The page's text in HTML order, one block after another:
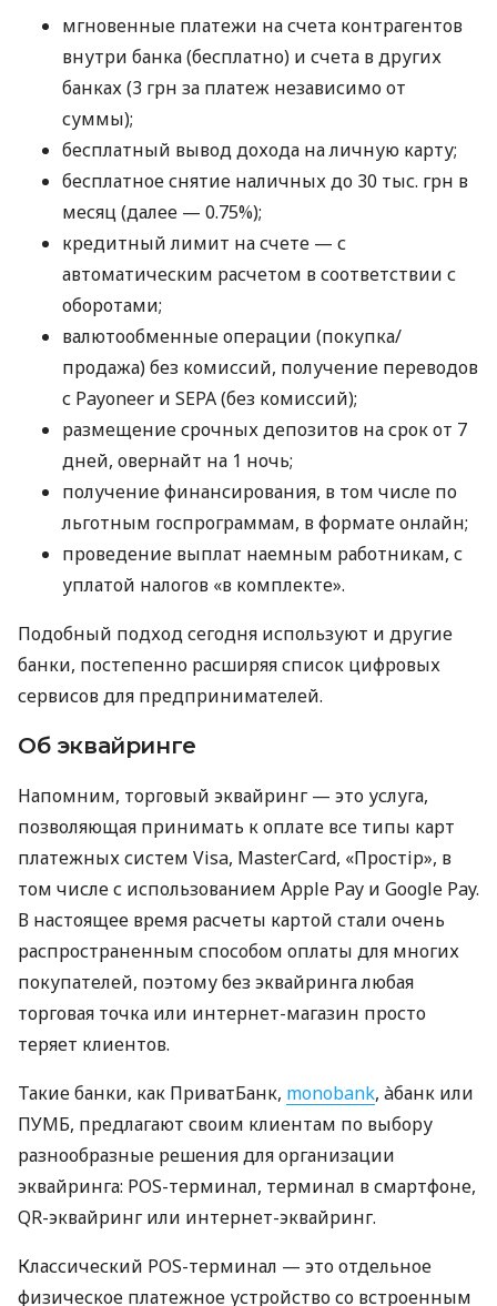
мгновенные платежи на счета контрагентов
внутри банка (бесплатно) и счета в других
банках (3 грн за платеж независимо от
суммы);
бесплатный вывод дохода на личную карту;
бесплатное снятие наличных до 30 тыс. грн в
месяц (далее — 0.75%);
кредитный лимит на счете — с
автоматическим расчетом в соответствии с
оборотами;
валютообменные операции (покупка/
продажа) без комиссий, получение переводов
с Payoneer и SEPA (без комиссий);
размещение срочных депозитов на срок от 7
дней, овернайт на 1 ночь;
получение финансирования, в том числе по
льготным госпрограммам, в формате онлайн;
проведение выплат наемным работникам, с
уплатой налогов «в комплекте».
Подобный подход сегодня используют и другие
банки, постепенно расширяя список цифровых
сервисов для предпринимателей.
Об эквайринге
Напомним, торговый эквайринг — это услуга,
позволяющая принимать к оплате все типы карт
платежных систем Visa, MasterCard, «Простір», в
том числе с использованием Apple Pay и Google Pay.
В настоящее время расчеты картой стали очень
распространенным способом оплаты для многих
покупателей, поэтому без эквайринга любая
торговая точка или интернет-магазин просто
теряет клиентов.
Такие банки, как ПриватБанк, monobank, àбанк или
ПУМБ, предлагают своим клиентам по выбору
разнообразные решения для организации
эквайринга: POS-терминал, терминал в смартфоне,
QR-эквайринг или интернет-эквайринг.
Классический POS-терминал — это отдельное
физическое платежное устройство со встроенным